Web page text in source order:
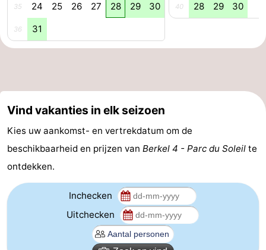
Zee
Natuur
Zuid-
Amsterdam
-
Zandvoort
Zuid-
Holland
-
35 24 25 26 27 28 29 30
36 31
40 28 29 30
Vind vakanties in elk seizoen
Kies uw aankomst- en vertrekdatum om de
beschikbaarheid en prijzen van Berkel 4 - Parc du Soleil te
ontdekken.
Inchecken
Uitchecken